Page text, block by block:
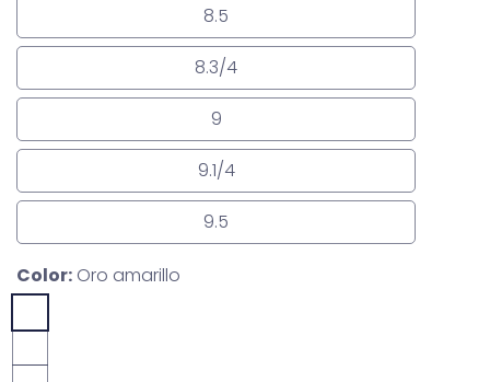
8.5
8.5
8.3/4
8.3/4
9
9
9.1/4
9.1/4
9.5
9.5
Color: Oro amarillo
Oro
Oro